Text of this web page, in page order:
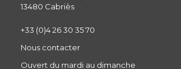
13480 Cabriès
+33 (0)4 26 30 35 70
Nous contacter
Ouvert du mardi au dimanche